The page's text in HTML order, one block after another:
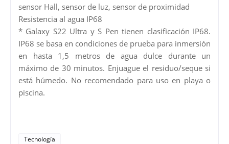
sensor Hall, sensor de luz, sensor de proximidad
Resistencia al agua IP68
* Galaxy S22 Ultra y S Pen tienen clasificación IP68.
IP68 se basa en condiciones de prueba para inmersión
en hasta 1,5 metros de agua dulce durante un
máximo de 30 minutos. Enjuague el residuo/seque si
está húmedo. No recomendado para uso en playa o
piscina.
Tecnología